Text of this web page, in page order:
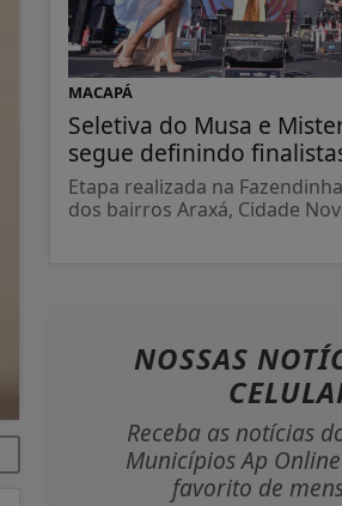
MACAPÁ
Seletiva do Musa e
segue definindo
Etapa realizada na
dos bairros Araxá, Cidade
NOSSAS
Receba as notícias
Municípios Ap
favorito de